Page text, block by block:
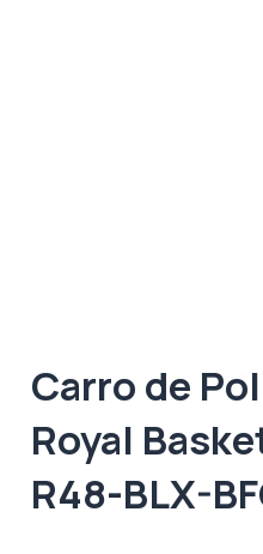
Carro de
Royal
R48-BLX-